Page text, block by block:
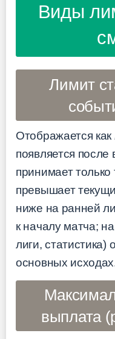
Виды
Лимит
Отображается как
появляется
принимает только
превышает
ниже на ранней
к началу матча;
лиги, статистика)
основных
выплата